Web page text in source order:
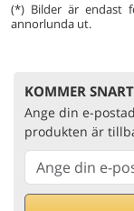
(*) Bilder är endast
annorlunda ut.
KOMMER SNART
Ange din e-
produkten är